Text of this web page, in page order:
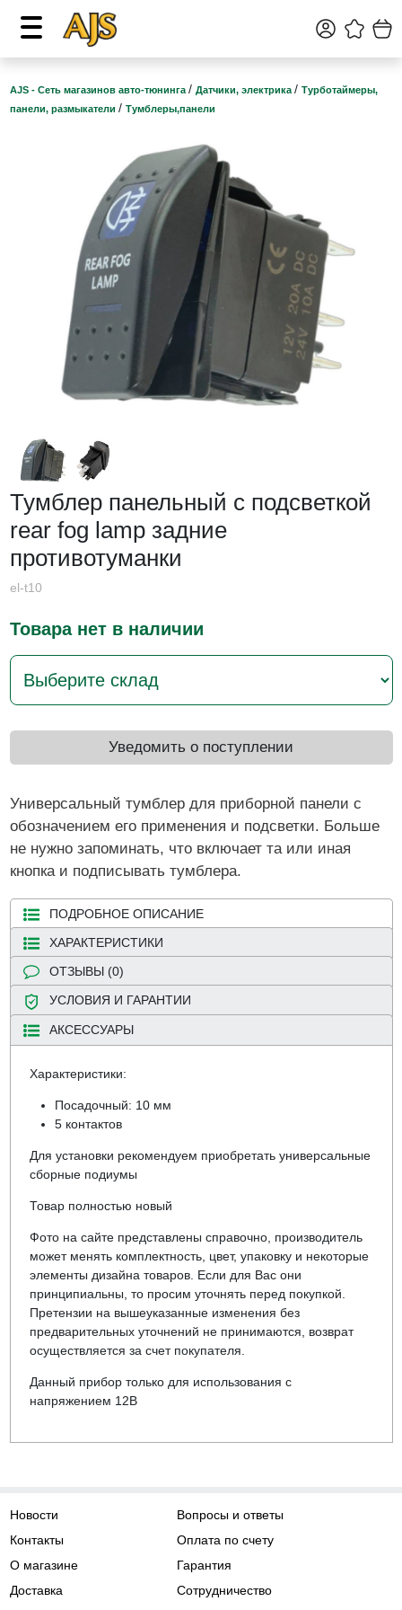
AJS - Сеть магазинов авто-тюнинга / Датчики, электрика / Турботаймеры,
панели, размыкатели / Тумблеры,панели
Тумблер панельный с подсветкой
rear fog lamp задние
противотуманки
el-t10
Товара нет в наличии
Уведомить о поступлении
Универсальный тумблер для приборной панели с
обозначением его применения и подсветки. Больше
не нужно запоминать, что включает та или иная
кнопка и подписывать тумблера.
ПОДРОБНОЕ ОПИСАНИЕ
ХАРАКТЕРИСТИКИ
ОТЗЫВЫ (0)
УСЛОВИЯ И ГАРАНТИИ
АКСЕССУАРЫ
Характеристики:
Посадочный: 10 мм
5 контактов
Для установки рекомендуем приобретать универсальные
сборные подиумы
Товар полностью новый
Фото на сайте представлены справочно, производитель
может менять комплектность, цвет, упаковку и некоторые
элементы дизайна товаров. Если для Вас они
принципиальны, то просим уточнять перед покупкой.
Претензии на вышеуказанные изменения без
предварительных уточнений не принимаются, возврат
осуществляется за счет покупателя.
Данный прибор только для использования с
напряжением 12В
Новости
Контакты
О магазине
Доставка
Вопросы и ответы
Оплата по счету
Гарантия
Сотрудничество